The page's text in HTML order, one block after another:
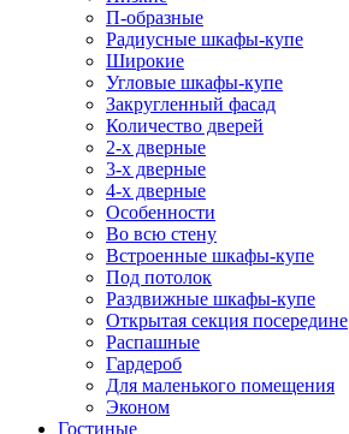
П-образные
Радиусные шкафы-купе
Широкие
Угловые шкафы-купе
Закругленный фасад
Количество дверей
2-х дверные
3-х дверные
4-х дверные
Особенности
Во всю стену
Встроенные шкафы-купе
Под потолок
Раздвижные шкафы-купе
Открытая секция посередине
Распашные
Гардероб
Для маленького помещения
Эконом
Гостиные